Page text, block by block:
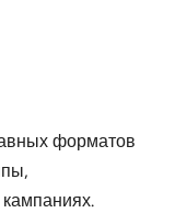
форматов